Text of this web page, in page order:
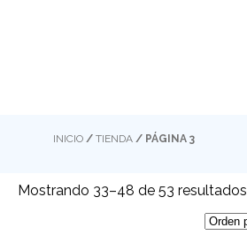
INICIO / TIENDA / PÁGINA 3
Mostrando 33–48 de 53 resultados